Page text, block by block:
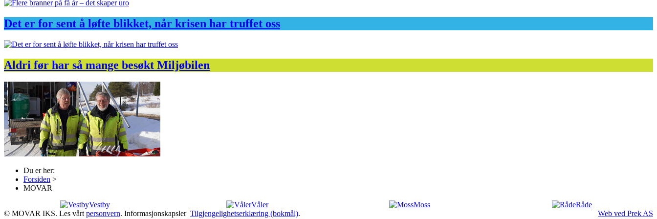
Det er for sent å løfte blikket, når krisen har truffet oss
Aldri før har så mange besøkt Miljøbilen
Du er her:
Forsiden >
MOVAR
Vestby
Våler Moss
Råde
© MOVAR IKS. Les vårt personvern. Informasjons­kapsler Tilgjengelighetserklæring (bokmål). Web ved Prek AS